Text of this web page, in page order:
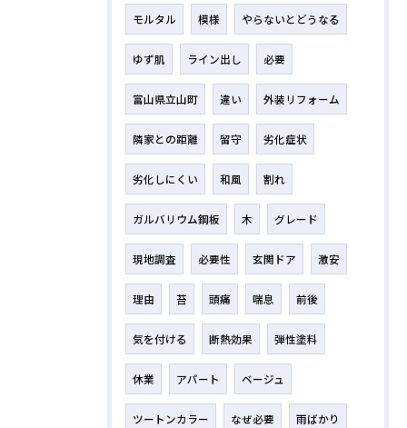
モルタル 模様 やらないとどうなる
ゆず肌 ライン出し 必要
富山県立山町 違い 外装リフォーム
隣家との距離 留守 劣化症状
劣化しにくい 和風 割れ
ガルバリウム鋼板 木 グレード
現地調査 必要性 玄関ドア 激安
理由 苔 頭痛 喘息 前後
気を付ける 断熱効果 弾性塗料
休業 アパート ベージュ
ツートンカラー なぜ必要 雨ばかり